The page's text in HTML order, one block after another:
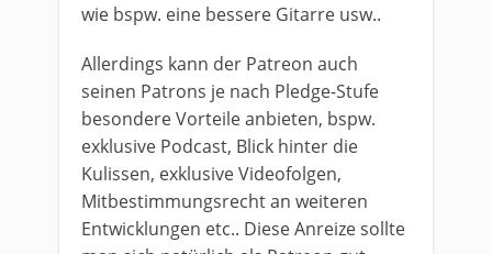
wie bspw. eine bessere Gitarre usw..
Allerdings kann der Patreon auch
seinen Patrons je nach Pledge-Stufe
besondere Vorteile anbieten, bspw.
exklusive Podcast, Blick hinter die
Kulissen, exklusive Videofolgen,
Mitbestimmungsrecht an weiteren
Entwicklungen etc.. Diese Anreize sollte